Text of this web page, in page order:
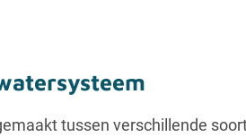
tussen verschillende